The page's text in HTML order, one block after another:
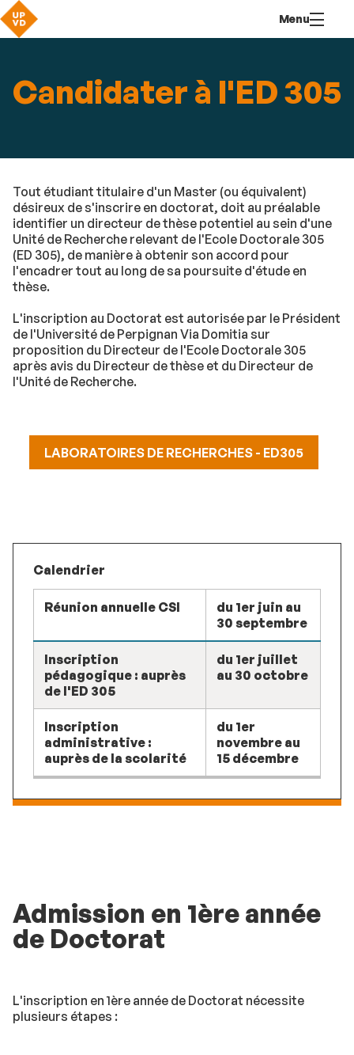
contenu
Menu
Candidater à l'ED 305
Tout étudiant titulaire d'un Master (ou équivalent)
désireux de s'inscrire en doctorat, doit au préalable
identifier un directeur de thèse potentiel au sein d'une
Unité de Recherche relevant de l'Ecole Doctorale 305
(ED 305), de manière à obtenir son accord pour
l'encadrer tout au long de sa poursuite d'étude en
thèse.
L'inscription au Doctorat est autorisée par le Président
de l'Université de Perpignan Via Domitia sur
proposition du Directeur de l'Ecole Doctorale 305
après avis du Directeur de thèse et du Directeur de
l'Unité de Recherche.
LABORATOIRES DE RECHERCHES - ED305
Calendrier
Réunion annuelle CSI
du 1er juin au
30 septembre
Inscription
pédagogique : auprès
de l'ED 305
du 1er juillet
au 30 octobre
Inscription
administrative :
auprès de la scolarité
du 1er
novembre au
15 décembre
Admission en 1ère année
de Doctorat
L'inscription en 1ère année de Doctorat nécessite
plusieurs étapes :